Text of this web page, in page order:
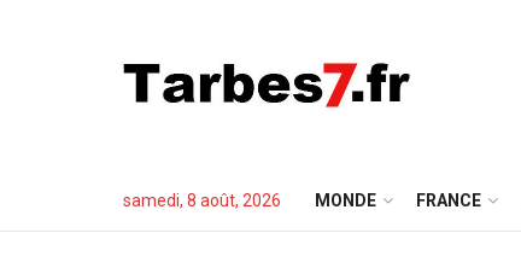
samedi, 8 août, 2026 MONDE FRANCE